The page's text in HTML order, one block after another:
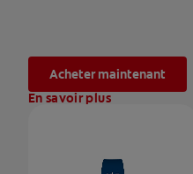
Acheter maintenant
En savoir plus